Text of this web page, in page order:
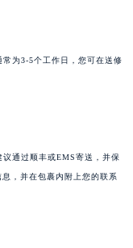
为3-5个工作日，您可在送修
通过顺丰或EMS寄送，并保
，并在包裹内附上您的联系